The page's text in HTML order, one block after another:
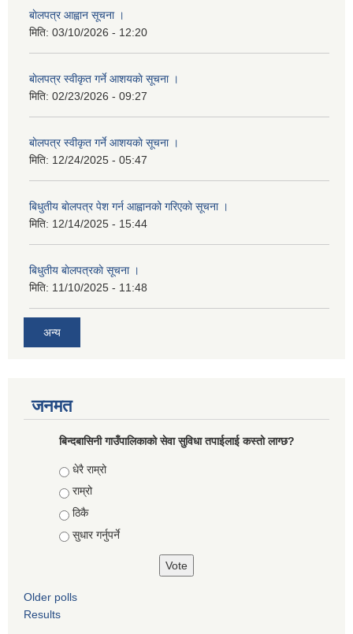
बाेलपत्र आह्वान सूचना ।
मिति: 03/10/2026 - 12:20
बाेलपत्र स्वीकृत गर्ने आशयकाे सूचना ।
मिति: 02/23/2026 - 09:27
बाेलपत्र स्वीकृत गर्ने आशयकाे सूचना ।
मिति: 12/24/2025 - 05:47
बिधुतीय बाेलपत्र पेश गर्न आह्वानको गरिएकाे सूचना ।
मिति: 12/14/2025 - 15:44
बिधुतीय बाेलपत्रकाे सूचना ।
मिति: 11/10/2025 - 11:48
अन्य
जनमत
बिन्दबासिनी गाउँपालिकाको सेवा सुविधा तपाईलाई कस्तो लाग्छ?
Choices
धेरै राम्रो
राम्रो
ठिकै
सुधार गर्नुपर्ने
Older polls
Results